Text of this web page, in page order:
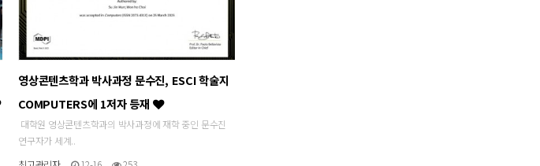
영상콘텐츠학과 박사과정 문수진, ESCI 학술지
COMPUTERS에 1저자 등재
대학원 영상콘텐츠학과의 박사과정에 재학 중인 문수진
연구자가 세계..